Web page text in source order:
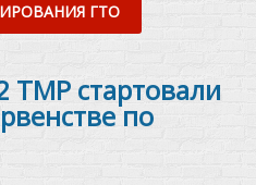
ГТО
стартовали
по